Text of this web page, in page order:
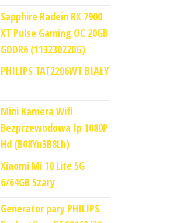
Sapphire Radein RX 7900
XT Pulse Gaming OC 20GB
GDDR6 (113230220G)
PHILIPS TAT2206WT BIAŁY
Mini Kamera Wifi
Bezprzewodowa Ip 1080P
Hd (B08Yn3B8Lh)
Xiaomi Mi 10 Lite 5G
6/64GB Szary
Generator pary PHILIPS